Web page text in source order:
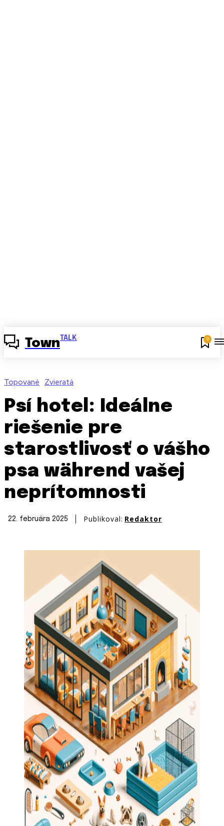
Town TALK 0
Topované Zvieratá
Psí hotel: Ideálne
riešenie pre
starostlivosť o vášho
psa während vašej
neprítomnosti
22. februára 2025 Publikoval: Redaktor